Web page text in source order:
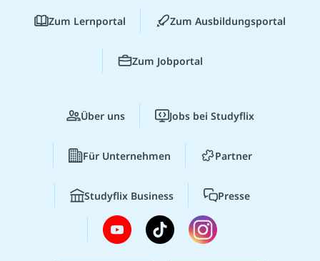
Zum Lernportal Zum Ausbildungsportal
Zum Jobportal
Über uns Jobs bei Studyflix
Für Unternehmen Partner
Studyflix Business Presse